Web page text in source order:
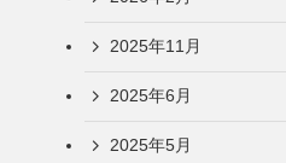
2025年11月
2025年6月
2025年5月